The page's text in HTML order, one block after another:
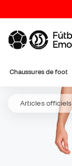
Chaussures de foot
Articles officiels